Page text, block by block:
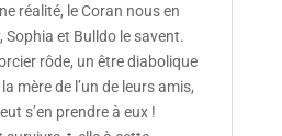
réalité, le Coran nous en
Sophia et Bulldo le savent.
rôde, un être diabolique
mère de l’un de leurs amis,
s’en prendre à eux !